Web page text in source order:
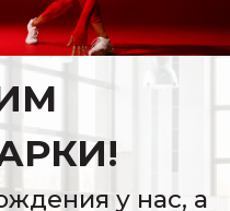
27%
в
мы
все условия и
карту